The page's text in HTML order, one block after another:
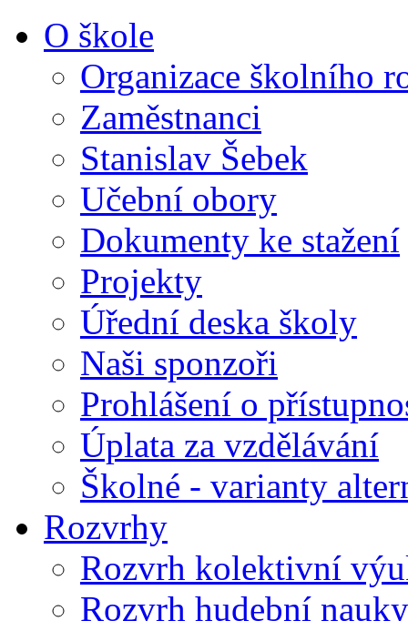
O škole
Organizace školního
Zaměstnanci
Stanislav Šebek
Učební obory
Dokumenty ke stažení
Projekty
Úřední deska školy
Naši sponzoři
Prohlášení o
Úplata za vzdělávání
Školné - varianty
Rozvrhy
Rozvrh kolektivní
Rozvrh hudební